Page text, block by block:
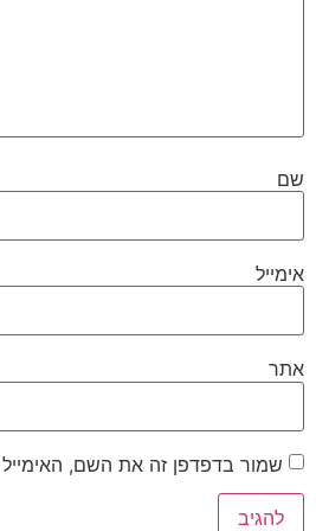
שם
אימייל
אתר
שמור בדפדפן זה את השם,